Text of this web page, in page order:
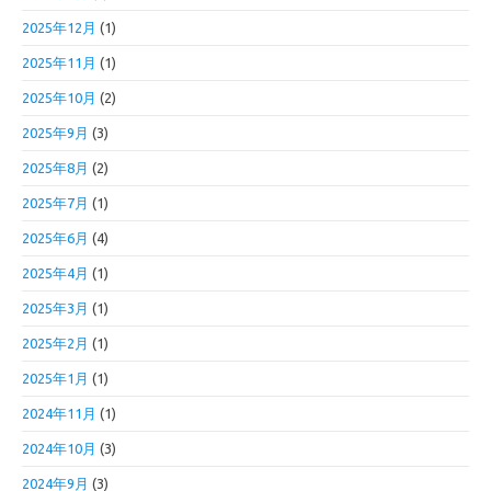
2025年12月 (1)
2025年11月 (1)
2025年10月 (2)
2025年9月 (3)
2025年8月 (2)
2025年7月 (1)
2025年6月 (4)
2025年4月 (1)
2025年3月 (1)
2025年2月 (1)
2025年1月 (1)
2024年11月 (1)
2024年10月 (3)
2024年9月 (3)